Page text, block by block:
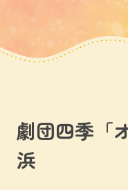
劇団四季「
浜